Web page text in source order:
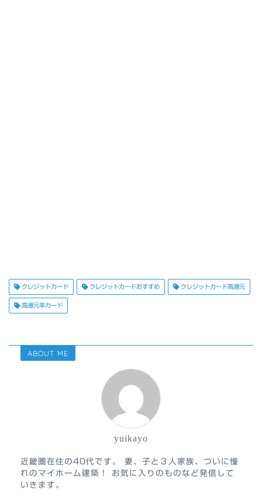
クレジットカード クレジットカードおすすめ クレジットカード高還元
高還元率カード
ABOUT ME
yuikayo
近畿圏在住の40代です。 妻、子と３人家族、ついに憧
れのマイホーム建築！ お気に入りのものなど発信して
いきます。